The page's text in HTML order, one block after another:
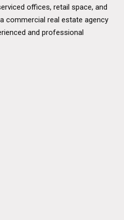
offices, retail space, and
commercial real estate agency
and professional